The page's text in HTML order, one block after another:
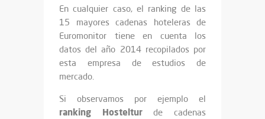
En cualquier caso, el ranking de las
15 mayores cadenas hoteleras de
Euromonitor tiene en cuenta los
datos del año 2014 recopilados por
esta empresa de estudios de
mercado.
Si observamos por ejemplo el
ranking Hostelturde cadenas